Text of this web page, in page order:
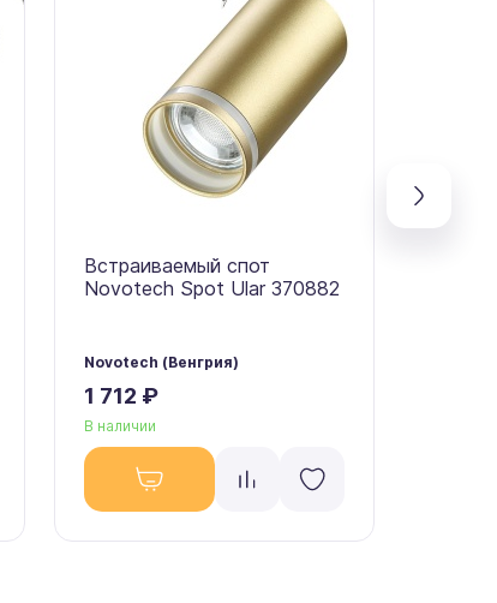
Встраиваемый спот
Novotech Spot Ular 370882
Novotech (Венгрия)
1 712 ₽
В наличии